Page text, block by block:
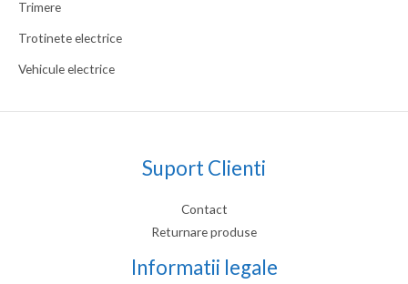
Trimere
Trotinete electrice
Vehicule electrice
Suport Clienti
Contact
Returnare produse
Informatii legale